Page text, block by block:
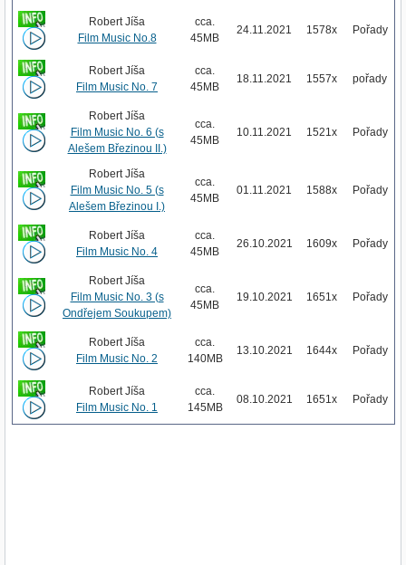
Robert Jíša
Film Music No.8
cca.
45MB
24.11.2021 1578x Pořady
Robert Jíša
Film Music No. 7
cca.
45MB
18.11.2021 1557x pořady
Robert Jíša
Film Music No. 6 (s
Alešem Březinou II.)
cca.
45MB
10.11.2021 1521x Pořady
Robert Jíša
Film Music No. 5 (s
Alešem Březinou I.)
cca.
45MB
01.11.2021 1588x Pořady
Robert Jíša
Film Music No. 4
cca.
45MB
26.10.2021 1609x Pořady
Robert Jíša
Film Music No. 3 (s
Ondřejem Soukupem)
cca.
45MB
19.10.2021 1651x Pořady
Robert Jíša
Film Music No. 2
cca.
140MB
13.10.2021 1644x Pořady
Robert Jíša
Film Music No. 1
cca.
145MB
08.10.2021 1651x Pořady